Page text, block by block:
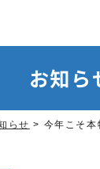
お知ら
らせ > 今年こそ本